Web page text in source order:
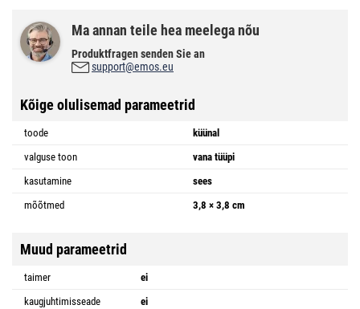
Ma annan teile hea meelega nõu
Produktfragen senden Sie an
support@emos.eu
Kõige olulisemad parameetrid
toode
küünal
valguse toon
vana tüüpi
kasutamine
sees
mõõtmed
3,8 × 3,8 cm
Muud parameetrid
taimer
ei
kaugjuhtimisseade
ei